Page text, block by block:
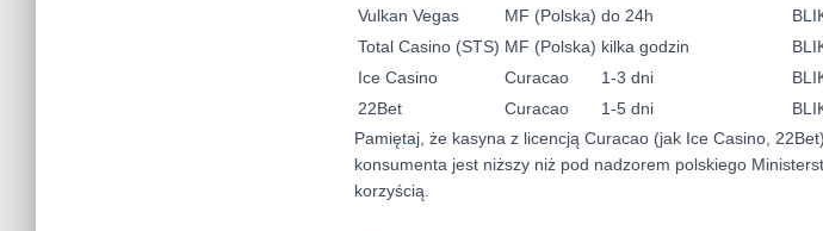
Vulkan Vegas
MF (Polska) do 24h
Total Casino (STS) MF (Polska) kilka godzin
Ice Casino
Curacao 1-3 dni
22Bet
Curacao 1-5 dni
Pamiętaj, że kasyna z licencją Curacao (jak Ice Casino,
konsumenta jest niższy niż pod nadzorem polskiego
korzyścią.